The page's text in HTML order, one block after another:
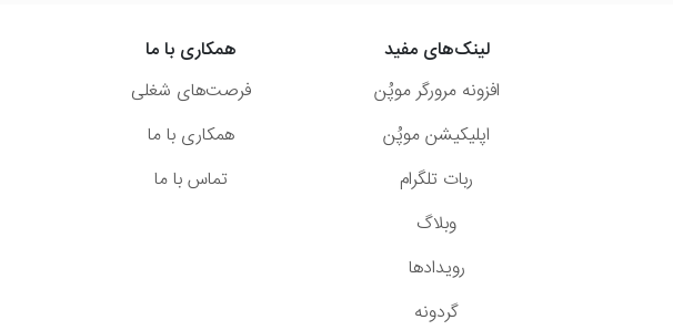
لینک‌های مفید
افزونه مرورگر موپُن
اپلیکیشن موپُن
ربات تلگرام
وبلاگ
رویدادها
گردونه
همکاری با ما
فرصت‌های شغلی
همکاری با ما
تماس با ما